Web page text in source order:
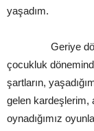
yaşadım.
Geriye dönüp
çocukluk
şartların,
gelen kardeşlerim,
oynadığımız